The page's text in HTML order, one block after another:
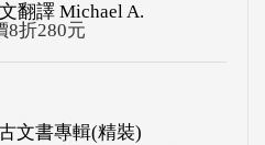
翻譯 Michael A.
8折280元
文書專輯(精裝)